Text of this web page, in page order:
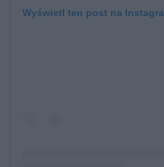
Wyświetl ten post na